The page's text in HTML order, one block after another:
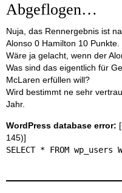
Abgeflogen…
Nuja, das Rennergebnis ist
Alonso 0 Hamilton 10 Punkte.
Wäre ja gelacht, wenn der
Was sind das eigentlich für
McLaren erfüllen will?
Wird bestimmt ne sehr
Jahr.
WordPress database error:
145)]
SELECT * FROM